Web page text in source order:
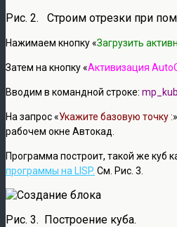
Рис. 2. Строим отрезки при
Нажимаем кнопку «Загрузить
Затем на кнопку «Активизация
Вводим в командной строке:
На запрос «Укажите базовую точку :
рабочем окне Автокад.
Программа построит, такой же куб
программы на LISP. См. Рис. 3.
Рис. 3. Построение куба.